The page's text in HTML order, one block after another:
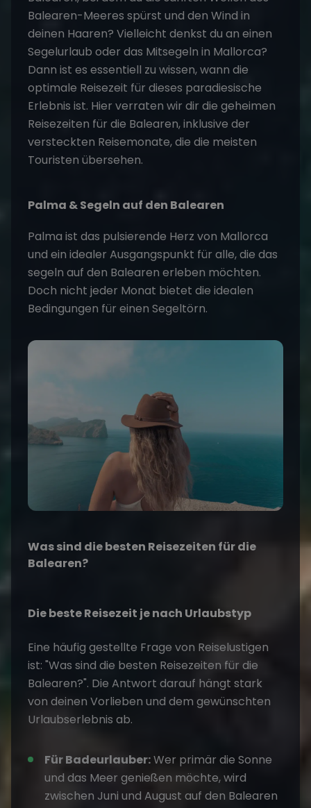
Balearen-Meeres spürst und den Wind in
deinen Haaren? Vielleicht denkst du an einen
Segelurlaub oder das Mitsegeln in Mallorca?
Dann ist es essentiell zu wissen, wann die
optimale Reisezeit für dieses paradiesische
Erlebnis ist. Hier verraten wir dir die geheimen
Reisezeiten für die Balearen, inklusive der
versteckten Reisemonate, die die meisten
Touristen übersehen.
Palma & Segeln auf den Balearen
Palma ist das pulsierende Herz von Mallorca
und ein idealer Ausgangspunkt für alle, die das
segeln auf den Balearen erleben möchten.
Doch nicht jeder Monat bietet die idealen
Bedingungen für einen Segeltörn.
Was sind die besten Reisezeiten für die
Balearen?
Die beste Reisezeit je nach Urlaubstyp
Eine häufig gestellte Frage von Reiselustigen
ist: "Was sind die besten Reisezeiten für die
Balearen?". Die Antwort darauf hängt stark
von deinen Vorlieben und dem gewünschten
Urlaubserlebnis ab.
Für Badeurlauber:Wer primär die Sonne
und das Meer genießen möchte, wird
zwischen Juni und August auf den Balearen